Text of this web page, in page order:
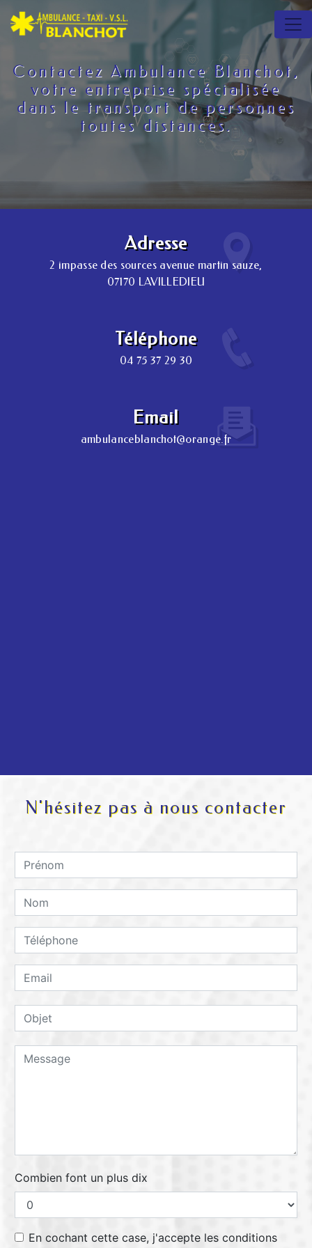
Panneau de gestion des cookies
Contactez Ambulance Blanchot,
votre entreprise spécialisée
dans le transport de personnes
toutes distances.
Adresse
2 impasse des sources avenue martin sauze,
07170 LAVILLEDIEU
Téléphone
04 75 37 29 30
Email
ambulanceblanchot@orange.fr
N'hésitez pas à nous contacter
Combien font un plus dix
En cochant cette case, j'accepte les conditions